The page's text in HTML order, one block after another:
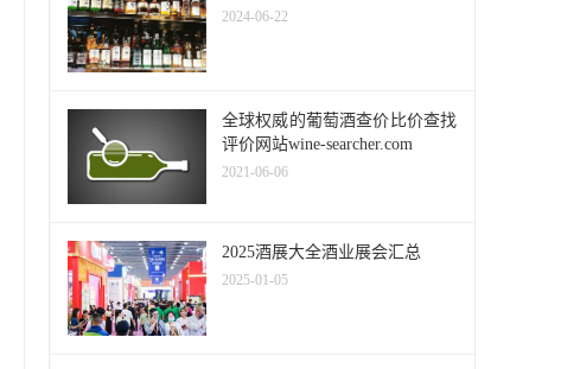
2024-06-22
全球权威的葡萄酒查价比价查找
评价网站wine-searcher.com
2021-06-06
2025酒展大全酒业展会汇总
2025-01-05